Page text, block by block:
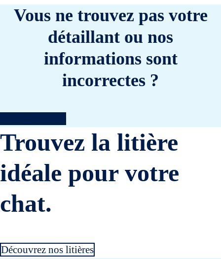
Vous ne trouvez pas votre
détaillant ou nos
informations sont
incorrectes ?
Trouvez la litière
idéale pour votre
chat.
Découvrez nos litières